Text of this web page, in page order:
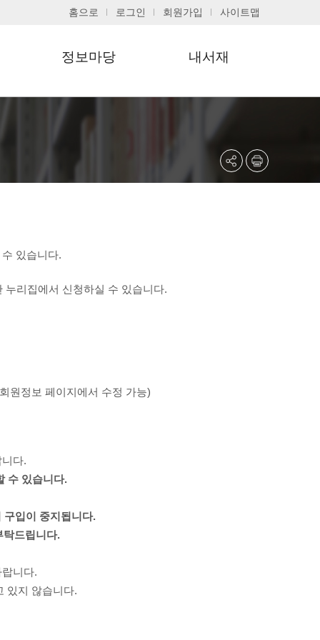
홈으로 로그인 회원가입 사이트맵
정보마당
자주하는질문
내서재
대출현황조회
희망도서신청조회
문화행사신청조회
있습니다.
리집에서 신청하실 수 있습니다.
원정보 페이지에서 수정 가능)
다.
수 있습니다.
구입이 중지됩니다.
탁드립니다.
니다.
있지 않습니다.